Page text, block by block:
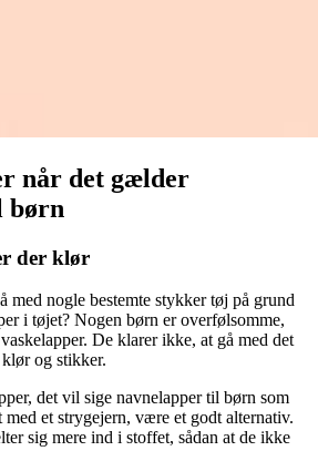
når det gælder
børn
der klør
med nogle bestemte stykker tøj på grund
i tøjet? Nogen børn er overfølsomme,
De klarer ikke, at gå med det
og stikker.
det vil sige navnelapper til børn som
et strygejern, være et godt alternativ.
sig mere ind i stoffet, sådan at de ikke